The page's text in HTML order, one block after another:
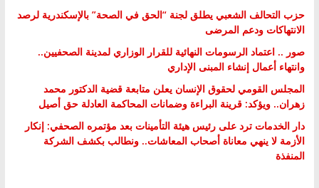
حزب التحالف الشعبي يطلق لجنة “الحق في الصحة” بالإسكندرية لرصد
الانتهاكات ودعم المرضى
صور .. اعتماد الرسومات النهائية للقرار الوزاري لمدينة الصحفيين..
وانتهاء أعمال إنشاء المبنى الإداري
المجلس القومي لحقوق الإنسان يعلن متابعة قضية الدكتور محمد
زهران.. ويؤكد: قرينة البراءة وضمانات المحاكمة العادلة حق أصيل
دار الخدمات ترد على رئيس هيئة التأمينات بعد مؤتمره الصحفي: إنكار
الأزمة لا ينهي معاناة أصحاب المعاشات.. ونطالب بكشف الشركة
المنفذة